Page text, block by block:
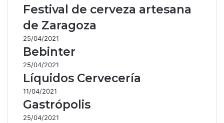
Festival de cerveza artesana
de Zaragoza
25/04/2021
Bebinter
25/04/2021
Líquidos Cervecería
11/04/2021
Gastrópolis
25/04/2021